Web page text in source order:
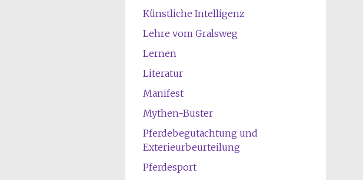
Künstliche Intelligenz
Lehre vom Gralsweg
Lernen
Literatur
Manifest
Mythen-Buster
Pferdebegutachtung und
Exterieurbeurteilung
Pferdesport